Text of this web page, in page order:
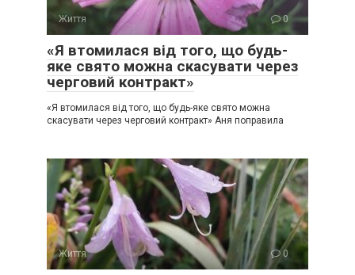
Життя 0
«Я втомилася від того, що будь-
яке свято можна скасувати через
черговий контракт»
«Я втомилася від того, що будь-яке свято можна
скасувати через черговий контракт» Аня поправила
Життя 0